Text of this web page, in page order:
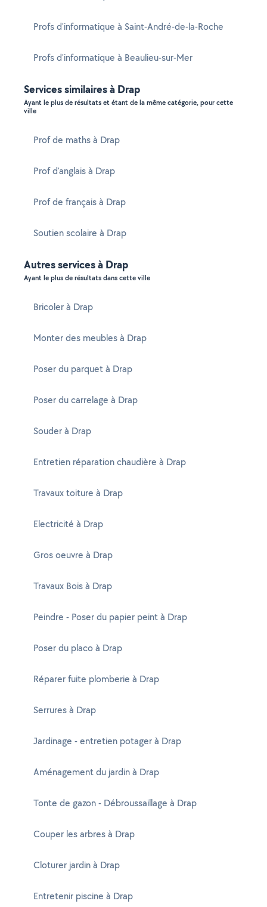
Profs d'informatique à Saint-André-de-la-Roche
Profs d'informatique à Beaulieu-sur-Mer
Services similaires à Drap
Ayant le plus de résultats et étant de la même catégorie, pour cette
ville
Prof de maths à Drap
Prof d'anglais à Drap
Prof de français à Drap
Soutien scolaire à Drap
Autres services à Drap
Ayant le plus de résultats dans cette ville
Bricoler à Drap
Monter des meubles à Drap
Poser du parquet à Drap
Poser du carrelage à Drap
Souder à Drap
Entretien réparation chaudière à Drap
Travaux toiture à Drap
Electricité à Drap
Gros oeuvre à Drap
Travaux Bois à Drap
Peindre - Poser du papier peint à Drap
Poser du placo à Drap
Réparer fuite plomberie à Drap
Serrures à Drap
Jardinage - entretien potager à Drap
Aménagement du jardin à Drap
Tonte de gazon - Débroussaillage à Drap
Couper les arbres à Drap
Cloturer jardin à Drap
Entretenir piscine à Drap